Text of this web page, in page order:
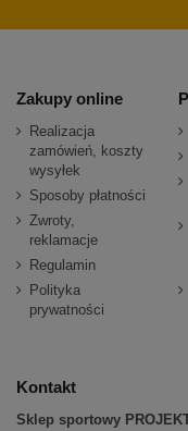
Zakupy online
Realizacja
zamówień, koszty
wysyłek
Sposoby płatności
Zwroty,
reklamacje
Regulamin
Polityka
prywatności
Kontakt
Sklep sportowy